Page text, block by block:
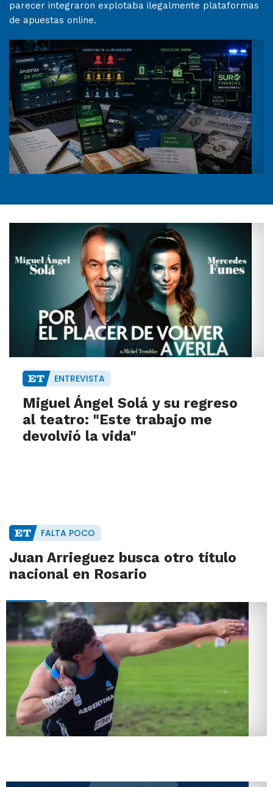
parecer integraron explotaba ilegalmente plataformas
de apuestas online.
ENTREVISTA
Miguel Ángel Solá y su regreso
al teatro: "Este trabajo me
devolvió la vida"
FALTA POCO
Juan Arrieguez busca otro título
nacional en Rosario